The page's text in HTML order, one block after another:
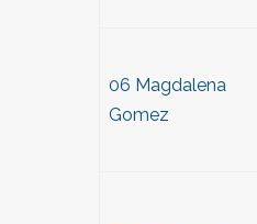
06 Magdalena
Gomez